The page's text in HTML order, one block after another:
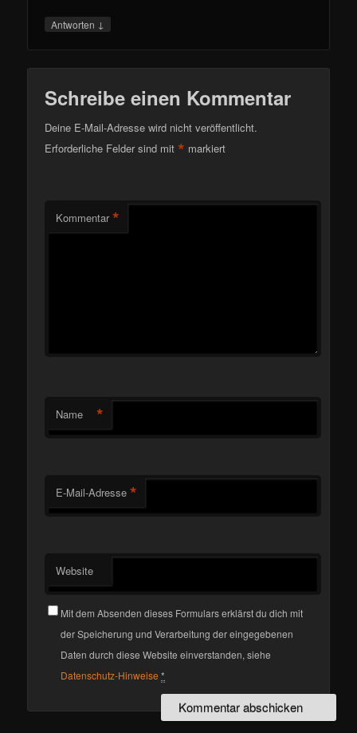
Antworten ↓
Schreibe einen Kommentar
Deine E-Mail-Adresse wird nicht veröffentlicht.
Erforderliche Felder sind mit* markiert
Kommentar *
Name *
E-Mail-Adresse *
Website
Mit dem Absenden dieses Formulars erklärst du dich mit
der Speicherung und Verarbeitung der eingegebenen
Daten durch diese Website einverstanden, siehe
Datenschutz-Hinweise *